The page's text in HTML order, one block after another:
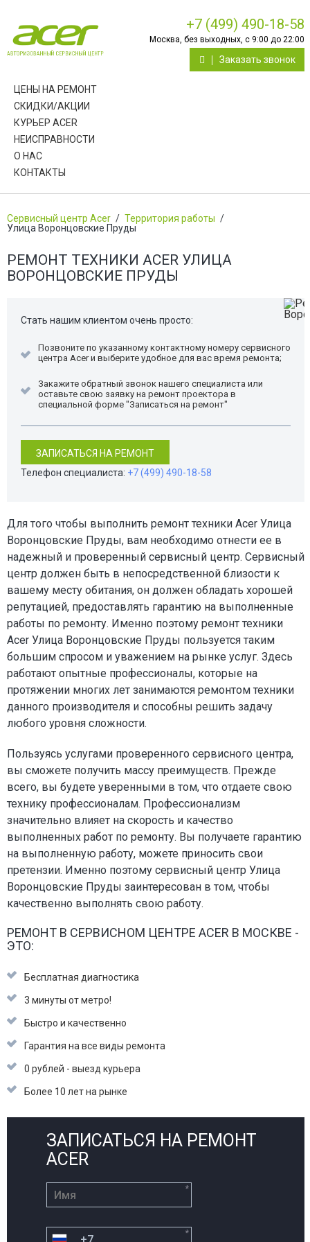
+7 (499) 490-18-58
Москва, без выходных, с 9:00 до 22:00
Заказать звонок
ЦЕНЫ НА РЕМОНТ
СКИДКИ/АКЦИИ
КУРЬЕР ACER
НЕИСПРАВНОСТИ
О НАС
КОНТАКТЫ
Сервисный центр Acer / Территория работы /
Улица Воронцовские Пруды
РЕМОНТ ТЕХНИКИ ACER УЛИЦА
ВОРОНЦОВСКИЕ ПРУДЫ
Стать нашим клиентом очень просто:
Позвоните по указанному контактному номеру сервисного
центра Acer и выберите удобное для вас время ремонта;
Закажите обратный звонок нашего специалиста или
оставьте свою заявку на ремонт проектора в
специальной форме "Записаться на ремонт"
ЗАПИСАТЬСЯ НА РЕМОНТ
Телефон специалиста: +7 (499) 490-18-58
Для того чтобы выполнить ремонт техники Acer Улица
Воронцовские Пруды, вам необходимо отнести ее в
надежный и проверенный сервисный центр. Сервисный
центр должен быть в непосредственной близости к
вашему месту обитания, он должен обладать хорошей
репутацией, предоставлять гарантию на выполненные
работы по ремонту. Именно поэтому ремонт техники
Acer Улица Воронцовские Пруды пользуется таким
большим спросом и уважением на рынке услуг. Здесь
работают опытные профессионалы, которые на
протяжении многих лет занимаются ремонтом техники
данного производителя и способны решить задачу
любого уровня сложности.
Пользуясь услугами проверенного сервисного центра,
вы сможете получить массу преимуществ. Прежде
всего, вы будете уверенными в том, что отдаете свою
технику профессионалам. Профессионализм
значительно влияет на скорость и качество
выполненных работ по ремонту. Вы получаете гарантию
на выполненную работу, можете приносить свои
претензии. Именно поэтому сервисный центр Улица
Воронцовские Пруды заинтересован в том, чтобы
качественно выполнять свою работу.
РЕМОНТ В СЕРВИСНОМ ЦЕНТРЕ ACER В МОСКВЕ -
ЭТО:
Бесплатная диагностика
3 минуты от метро!
Быстро и качественно
Гарантия на все виды ремонта
0 рублей - выезд курьера
Более 10 лет на рынке
ЗАПИСАТЬСЯ НА РЕМОНТ
ACER
*
*